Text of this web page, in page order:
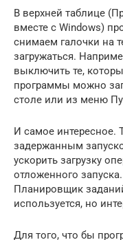
В верхней таблице
вместе с Windows)
снимаем галочки на
загружаться.
выключить те,
программы можно
столе или из меню
И самое интересное.
задержанным
ускорить загрузку
отложенного
Планировщик
используется, но
Для того, что бы